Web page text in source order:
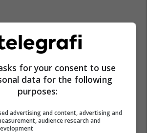
for your consent to use
data for the following
purposes:
advertising and content, advertising and
audience research and